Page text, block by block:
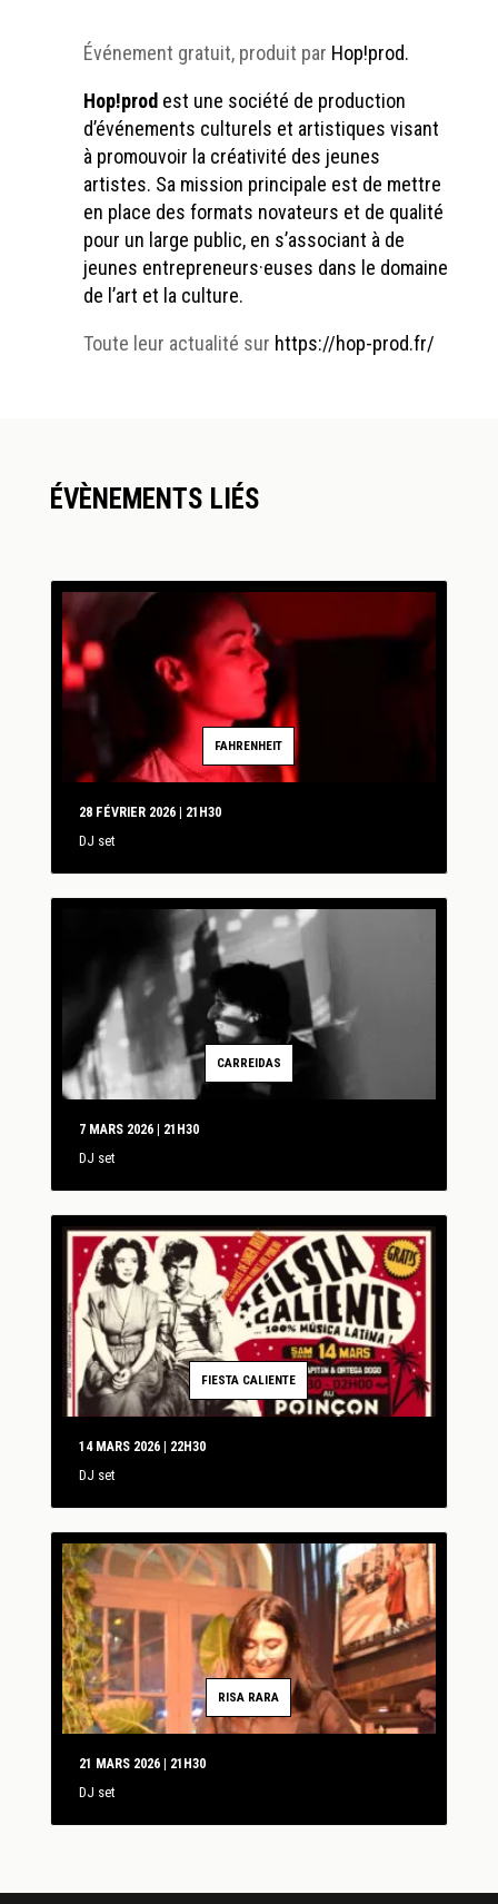
Événement gratuit, produit par Hop!prod.
Hop!prod est une société de production
d’événements culturels et artistiques visant
à promouvoir la créativité des jeunes
artistes. Sa mission principale est de mettre
en place des formats novateurs et de qualité
pour un large public, en s’associant à de
jeunes entrepreneurs·euses dans le domaine
de l’art et la culture.
Toute leur actualité sur https://hop-prod.fr/
ÉVÈNEMENTS LIÉS
FAHRENHEIT
28 FÉVRIER 2026 | 21H30
DJ set
CARREIDAS
7 MARS 2026 | 21H30
DJ set
FIESTA CALIENTE
14 MARS 2026 | 22H30
DJ set
RISA RARA
21 MARS 2026 | 21H30
DJ set